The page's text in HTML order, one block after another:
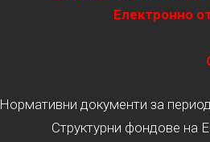
Електронно
Нормативни документи за
Структурни фондове на